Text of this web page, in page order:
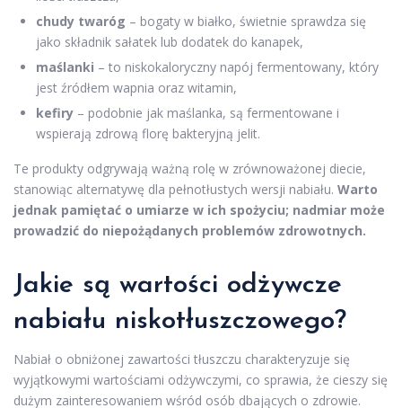
chudy twaróg – bogaty w białko, świetnie sprawdza się
jako składnik sałatek lub dodatek do kanapek,
maślanki – to niskokaloryczny napój fermentowany, który
jest źródłem wapnia oraz witamin,
kefiry – podobnie jak maślanka, są fermentowane i
wspierają zdrową florę bakteryjną jelit.
Te produkty odgrywają ważną rolę w zrównoważonej diecie,
stanowiąc alternatywę dla pełnotłustych wersji nabiału. Warto
jednak pamiętać o umiarze w ich spożyciu; nadmiar może
prowadzić do niepożądanych problemów zdrowotnych.
Jakie są wartości odżywcze
nabiału niskotłuszczowego?
Nabiał o obniżonej zawartości tłuszczu charakteryzuje się
wyjątkowymi wartościami odżywczymi, co sprawia, że cieszy się
dużym zainteresowaniem wśród osób dbających o zdrowie.